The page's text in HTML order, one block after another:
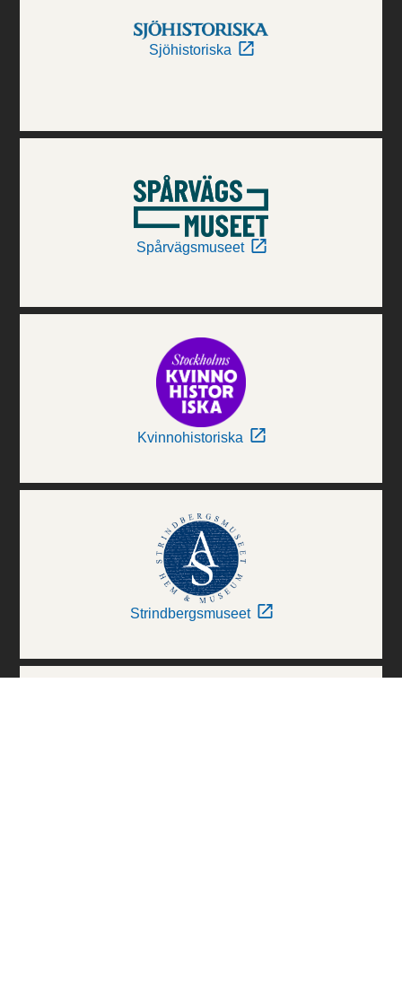
Sjöhistoriska
Spårvägsmuseet
Kvinnohistoriska
Strindbergsmuseet